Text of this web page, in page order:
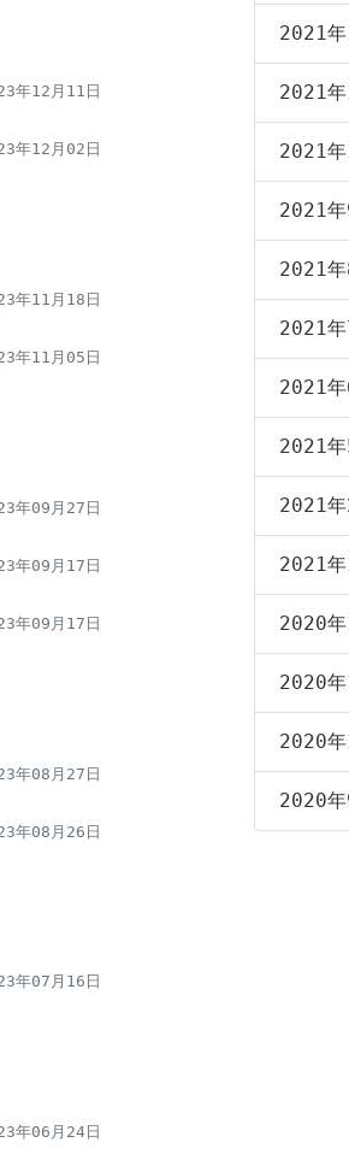
年12月11日
年12月02日
年11月18日
年11月05日
年09月27日
年09月17日
年09月17日
年08月27日
年08月26日
年07月16日
年06月24日
2021
2021
2021
2021
2021
2021
2021
2021
2021
2021
2020
2020
2020
2020